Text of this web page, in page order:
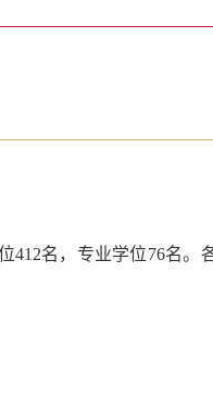
412名，专业学位76名。